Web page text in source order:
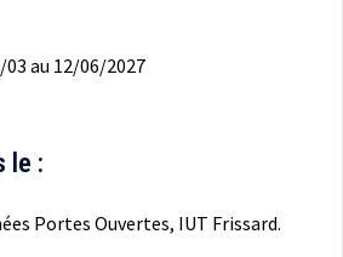
03 au 12/06/2027
le :
Portes Ouvertes, IUT Frissard.